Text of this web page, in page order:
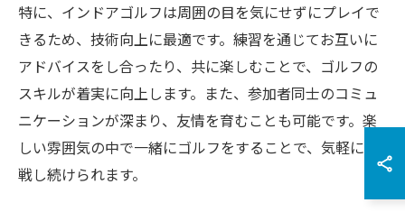
特に、インドアゴルフは周囲の目を気にせずにプレイで
きるため、技術向上に最適です。練習を通じてお互いに
アドバイスをし合ったり、共に楽しむことで、ゴルフの
スキルが着実に向上します。また、参加者同士のコミュ
ニケーションが深まり、友情を育むことも可能です。楽
しい雰囲気の中で一緒にゴルフをすることで、気軽に挑
戦し続けられます。